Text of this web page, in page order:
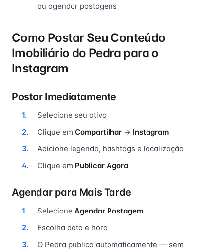
ou agendar postagens
Como Postar Seu Conteúdo
Imobiliário do Pedra para o
Instagram
Postar Imediatamente
Selecione seu ativo
Clique em Compartilhar → Instagram
Adicione legenda, hashtags e localização
Clique em Publicar Agora
Agendar para Mais Tarde
Selecione Agendar Postagem
Escolha data e hora
O Pedra publica automaticamente — sem